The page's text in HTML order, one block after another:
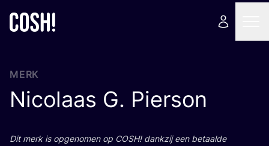
MERK
Nicolaas G. Pierson
Dit merk is opge­no­men op COSH! dank­zij een betaal­de